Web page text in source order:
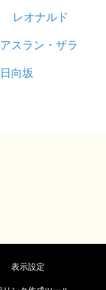
レオナルド
アスラン・ザラ
日向坂
表示設定